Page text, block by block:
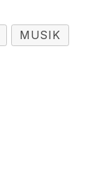
MUSIK